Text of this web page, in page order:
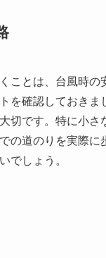
ことは、台風時
を確認しておき
切です。特に小
の道のりを実際
でしょう。